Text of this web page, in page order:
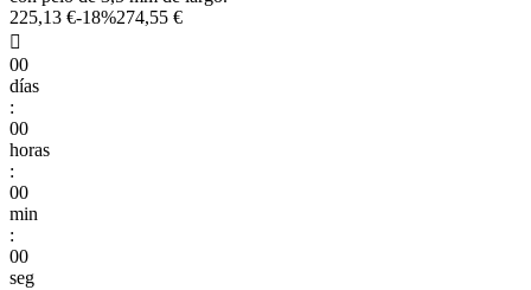
225,13 €-18%274,55 €

00
días
:
00
horas
:
00
min
:
00
seg